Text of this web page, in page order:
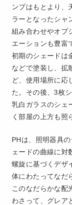
ンプはもとより、
ラーとなったシャ
組み合わせやオプ
エーションも豊富
初期のシェードは
などで塗装し、拡
ど、使用場所に応
た。その後、3枚
乳白ガラスのシェ
く部屋の上方も照
PHは、照明器具
ェードの曲線に対
螺旋に基づくデザ
体にわたってなだ
このなだらかな配
わさって、グレア